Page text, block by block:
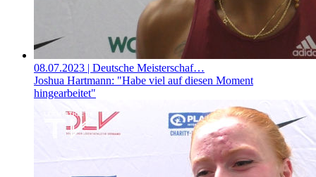
08.07.2023 | Deutsche Meisterschaf…
Joshua Hartmann: "Habe viel auf diesen Moment
hingearbeitet"